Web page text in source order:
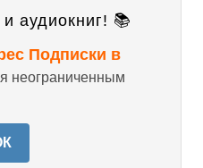
аудиокниг! 📚
Подписки в
неограниченным